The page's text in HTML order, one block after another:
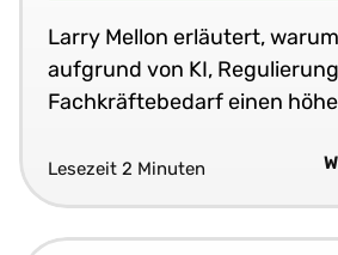
Larry Mellon erläutert,
aufgrund von KI,
Fachkräftebedarf einen
Lesezeit 2 Minuten